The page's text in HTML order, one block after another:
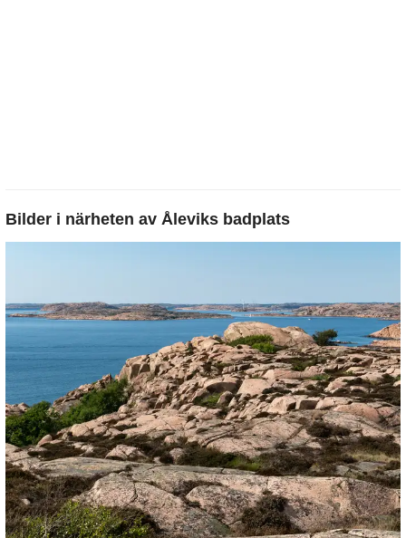
Bilder i närheten av Åleviks badplats